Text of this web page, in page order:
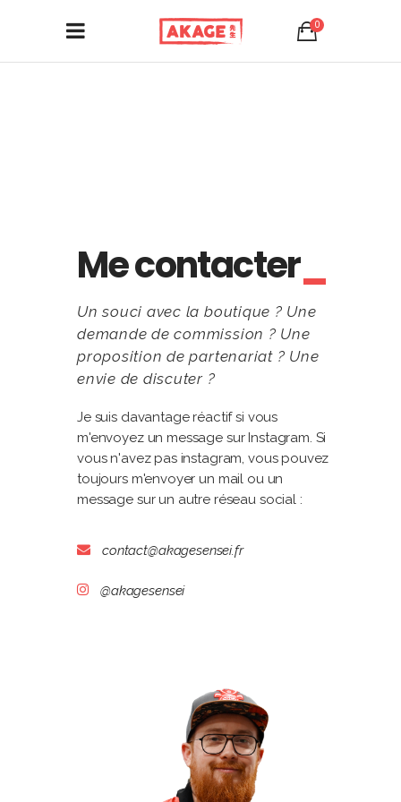
0
Me contacter
Un souci avec la boutique ? Une
demande de commission ? Une
proposition de partenariat ? Une
envie de discuter ?
Je suis davantage réactif si vous
m'envoyez un message sur Instagram. Si
vous n'avez pas instagram, vous pouvez
toujours m'envoyer un mail ou un
message sur un autre réseau social :
contact@akagesensei.fr
@akagesensei